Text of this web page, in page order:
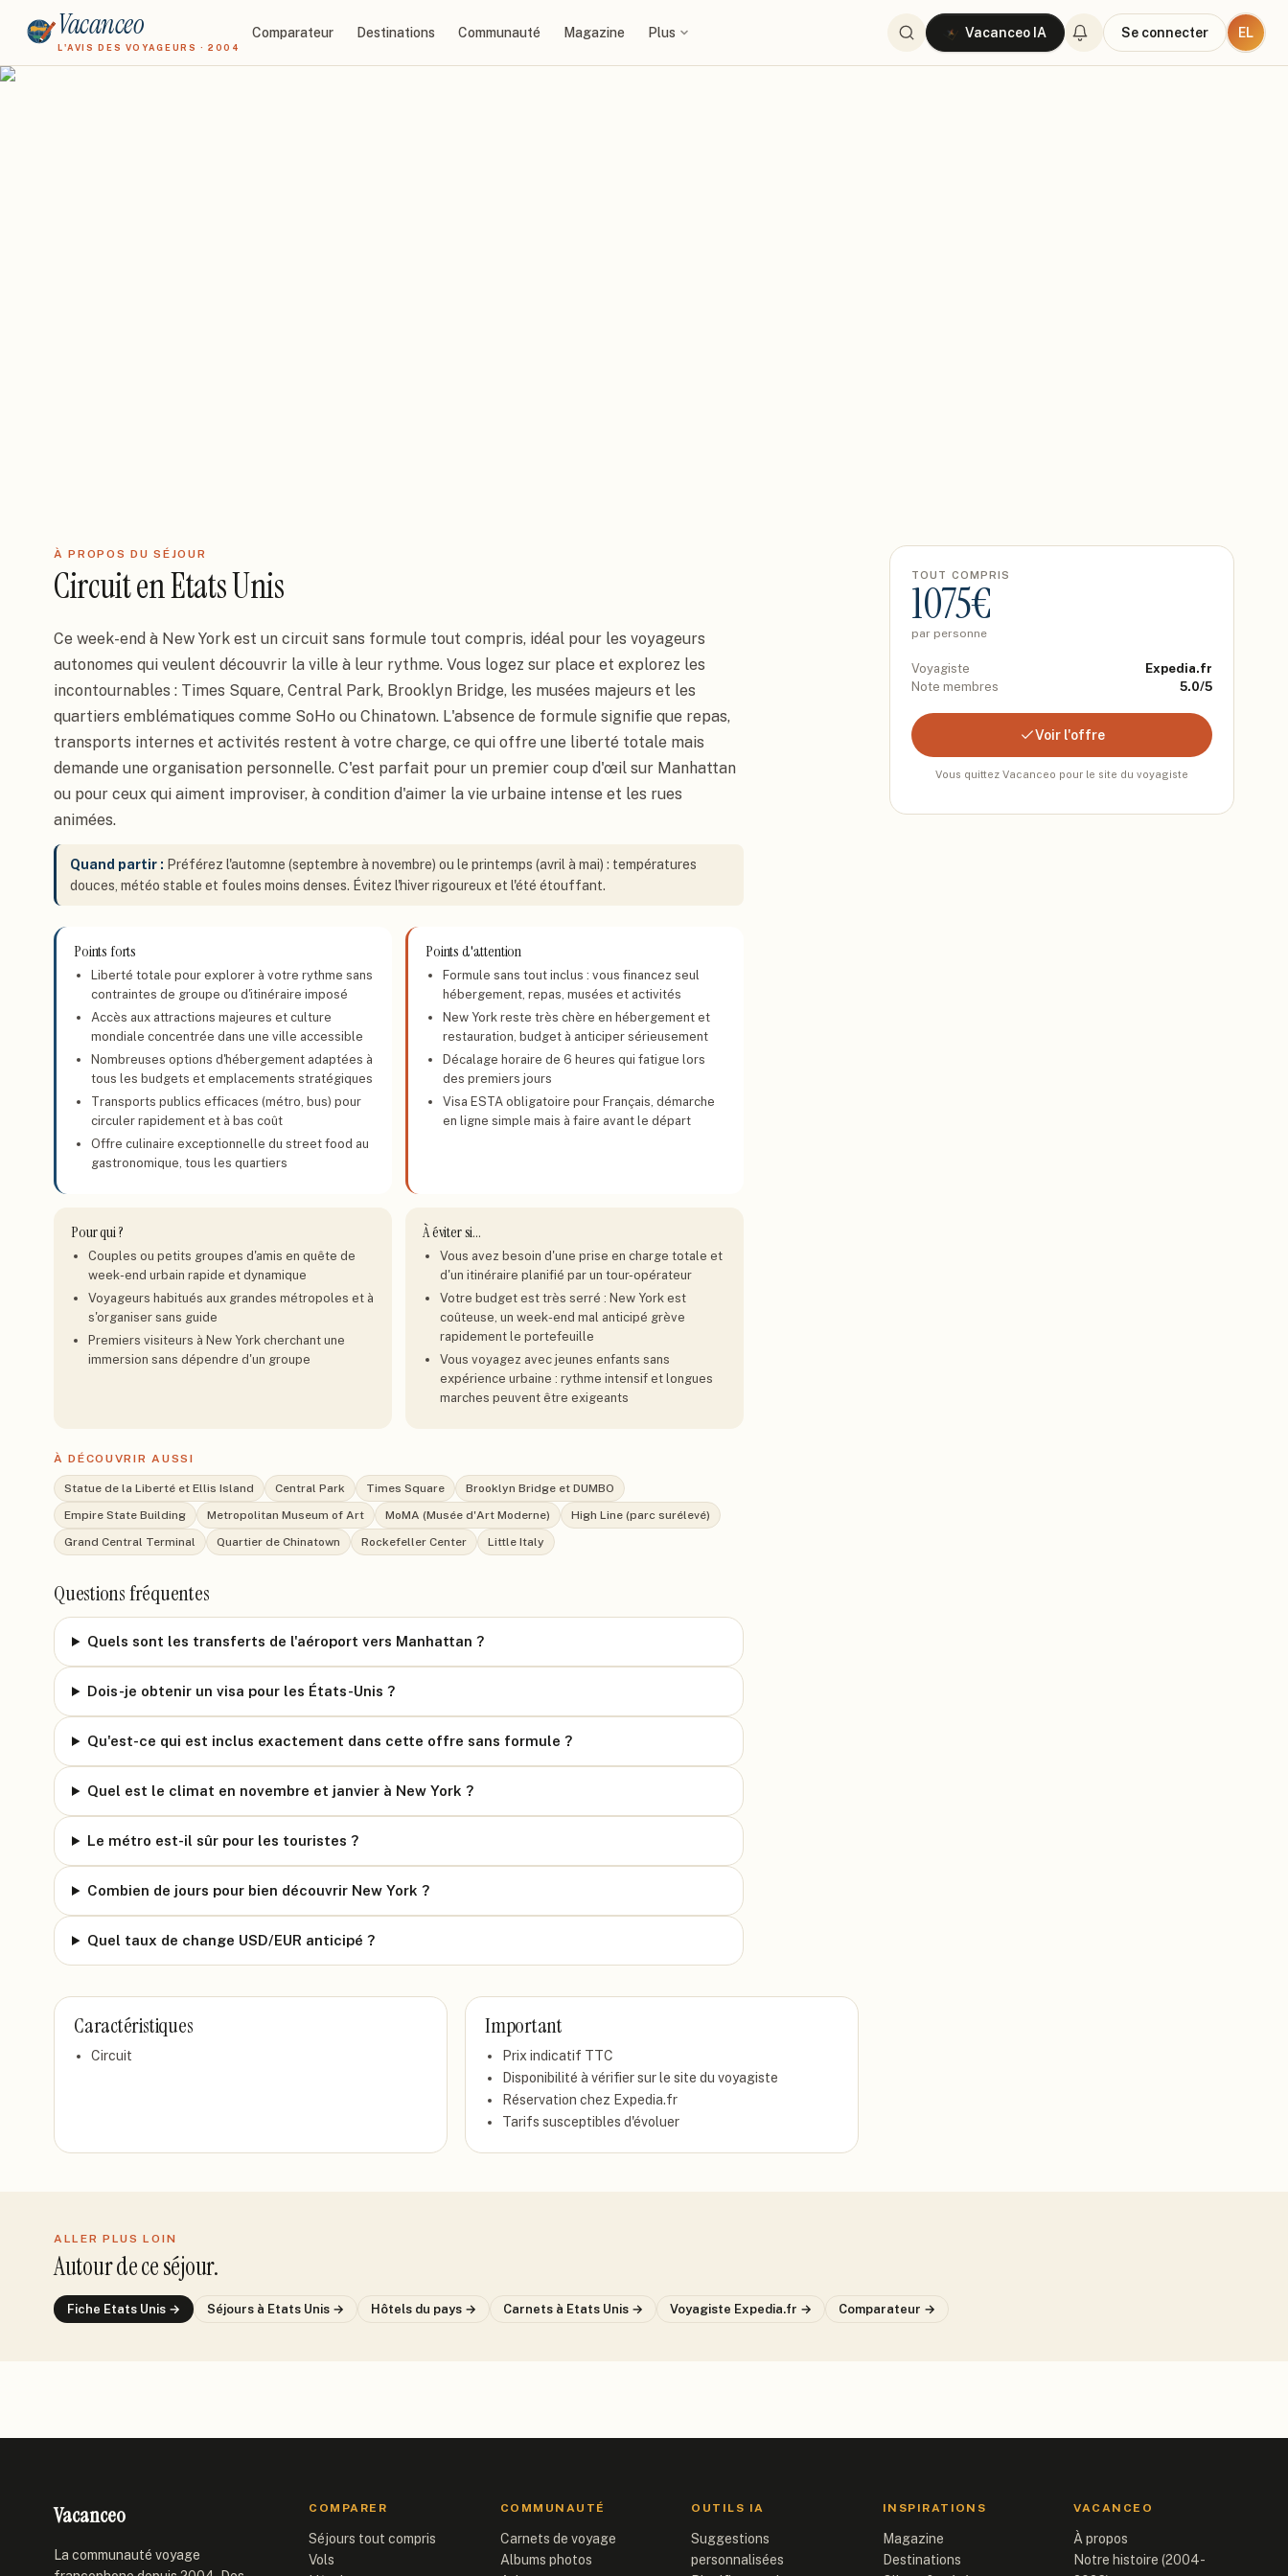
Vacanceo
L'AVIS DES VOYAGEURS · 2004
Comparateur Destinations Communauté Magazine Plus Vacanceo IA Se connecter EL
Etats Unis
Week-End à New York - New Yorker
New York
À PROPOS DU SÉJOUR
CircuitenEtats Unis
Ce week-end à New York est un circuit sans formule tout compris, idéal pour les voyageurs
autonomes qui veulent découvrir la ville à leur rythme. Vous logez sur place et explorez les
incontournables : Times Square, Central Park, Brooklyn Bridge, les musées majeurs et les
quartiers emblématiques comme SoHo ou Chinatown. L'absence de formule signifie que repas,
transports internes et activités restent à votre charge, ce qui offre une liberté totale mais
demande une organisation personnelle. C'est parfait pour un premier coup d'œil sur Manhattan
ou pour ceux qui aiment improviser, à condition d'aimer la vie urbaine intense et les rues
animées.
Quand partir : Préférez l'automne (septembre à novembre) ou le printemps (avril à mai) : températures
douces, météo stable et foules moins denses. Évitez l'hiver rigoureux et l'été étouffant.
Points forts
Liberté totale pour explorer à votre rythme sans
contraintes de groupe ou d'itinéraire imposé
Accès aux attractions majeures et culture
mondiale concentrée dans une ville accessible
Nombreuses options d'hébergement adaptées à
tous les budgets et emplacements stratégiques
Transports publics efficaces (métro, bus) pour
circuler rapidement et à bas coût
Offre culinaire exceptionnelle du street food au
gastronomique, tous les quartiers
Points d'attention
Formule sans tout inclus : vous financez seul
hébergement, repas, musées et activités
New York reste très chère en hébergement et
restauration, budget à anticiper sérieusement
Décalage horaire de 6 heures qui fatigue lors
des premiers jours
Visa ESTA obligatoire pour Français, démarche
en ligne simple mais à faire avant le départ
Pour qui ?
Couples ou petits groupes d'amis en quête de
week-end urbain rapide et dynamique
Voyageurs habitués aux grandes métropoles et à
s'organiser sans guide
Premiers visiteurs à New York cherchant une
immersion sans dépendre d'un groupe
À éviter si…
Vous avez besoin d'une prise en charge totale et
d'un itinéraire planifié par un tour-opérateur
Votre budget est très serré : New York est
coûteuse, un week-end mal anticipé grève
rapidement le portefeuille
Vous voyagez avec jeunes enfants sans
expérience urbaine : rythme intensif et longues
marches peuvent être exigeants
À DÉCOUVRIR AUSSI
Statue de la Liberté et Ellis Island Central Park Times Square
Brooklyn Bridge et DUMBO
Empire State Building
Metropolitan Museum of Art MoMA (Musée d'Art Moderne)
High Line (parc surélevé)
Grand Central Terminal
Quartier de Chinatown Rockefeller Center Little Italy
Questions fréquentes
Quels sont les transferts de l'aéroport vers Manhattan ?
Dois-je obtenir un visa pour les États-Unis ?
Qu'est-ce qui est inclus exactement dans cette offre sans formule ?
Quel est le climat en novembre et janvier à New York ?
Le métro est-il sûr pour les touristes ?
Combien de jours pour bien découvrir New York ?
Quel taux de change USD/EUR anticipé ?
Caractéristiques
Circuit
Important
Prix indicatif TTC
Disponibilité à vérifier sur le site du voyagiste
Réservation chez Expedia.fr
Tarifs susceptibles d'évoluer
TOUT COMPRIS
1075€
par personne
Voyagiste
Expedia.fr
Note membres
5.0/5
Voir l'offre
Vous quittez Vacanceo pour le site du voyagiste
ALLER PLUS LOIN
Autour de ce séjour.
Fiche Etats Unis → Séjours à Etats Unis → Hôtels du pays → Carnets à Etats Unis → Voyagiste Expedia.fr → Comparateur →
Vacanceo
La communauté voyage
COMPARER
Séjours tout compris
Vols
COMMUNAUTÉ
Carnets de voyage
Albums photos
OUTILS IA
Suggestions
personnalisées
INSPIRATIONS
Magazine
Destinations
VACANCEO
À propos
Notre histoire (2004-